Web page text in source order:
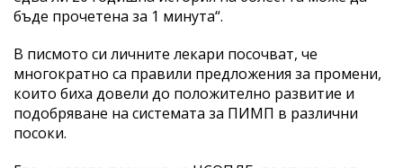
бъде прочетена за 1 минута“.
В писмото си личните лекари посочват, че
многократно са правили предложения за промени,
които биха довели до положително развитие и
подобряване на системата за ПИМП в различни
посоки.